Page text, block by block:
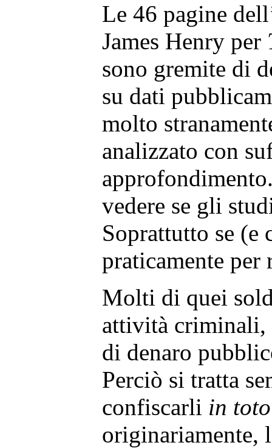
Le 46 pagine
James Henry per
sono gremite di
su dati
molto
analizzato con
vedere se gli
Soprattutto se (e
praticamente
Molti di quei
attività criminali,
di denaro
Perciò si tratta
confiscarli in toto
originariamente,